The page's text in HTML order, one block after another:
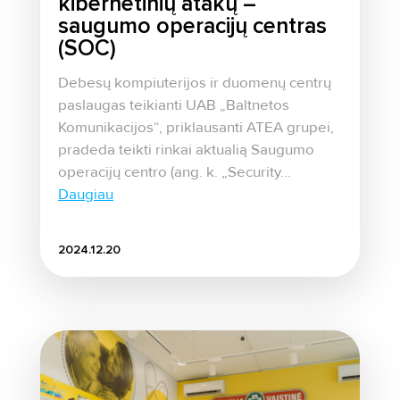
saugumo operacijų centras
(SOC)
Debesų kompiuterijos ir duomenų centrų
paslaugas teikianti UAB „Baltnetos
Komunikacijos“, priklausanti ATEA grupei,
pradeda teikti rinkai aktualią Saugumo
operacijų centro (ang. k. „Security...
Daugiau
2024.12.20